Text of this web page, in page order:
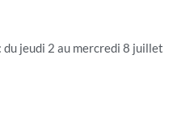
jeudi 2 au mercredi 8 juillet